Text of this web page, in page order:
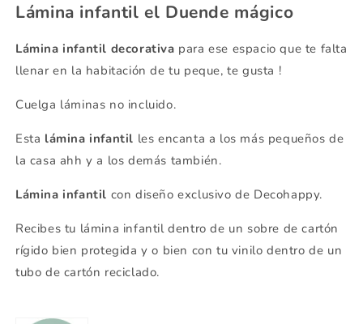
Lámina infantil el Duende mágico
Lámina infantil decorativa para ese espacio que te falta
llenar en la habitación de tu peque, te gusta !
Cuelga láminas no incluido.
Esta lámina infantil les encanta a los más pequeños de
la casa ahh y a los demás también.
Lámina infantil con diseño exclusivo de Decohappy.
Recibes tu lámina infantil dentro de un sobre de cartón
rígido bien protegida y o bien con tu vinilo dentro de un
tubo de cartón reciclado.